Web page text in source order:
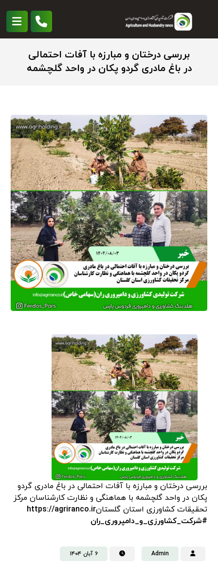
بررسی درختان و مبارزه با آفات احتمالی
در باغ مادری گردو پکان در واحد گلچشمه
بررسی درختان و مبارزه با آفات احتمالی در باغ مادری گردو
پکان در واحد گلچشمه با هماهنگی و نظارت کارشناسان مرکز
تحقیقات کشاورزی استان گلستانhttps://agriranco.ir
#شرکت_کشاورزی_و_دامپروری_ران
Admin ۶ آبان ۱۴۰۴